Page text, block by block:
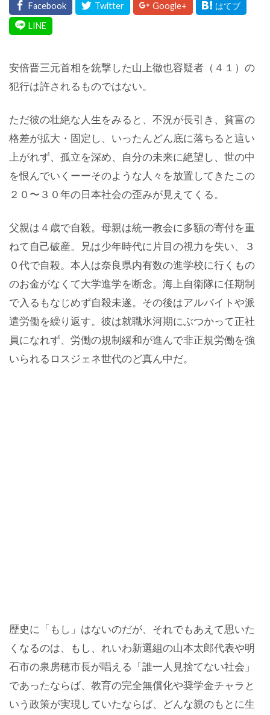
安倍晋三元首相を銃撃した山上徹也容疑者（４１）の
犯行は許されるものではない。
ただ彼の壮絶な人生をみると、不況が長引き、貧富の
格差が拡大・固定し、いったんどん底に落ちると這い
上がれず、孤立を深め、自分の未来に絶望し、世の中
を恨んでいくーーそのような人々を放置してきたこの
２０〜３０年の日本社会の歪みが見えてくる。
父親は４歳で自殺。母親は統一教会に多額の寄付を重
ねて自己破産。兄は少年時代に片目の視力を失い、３
０代で自殺。本人は奈良県内有数の進学校に行くもの
のお金がなくて大学進学を断念。海上自衛隊に任期制
で入るもなじめず自殺未遂。その後はアルバイトや派
遣労働を繰り返す。彼は就職氷河期にぶつかって正社
員になれず、労働の規制緩和が進んで非正規労働を強
いられるロスジェネ世代のど真ん中だ。
歴史に「もし」はないのだが、それでもあえて思いた
くなるのは、もし、れいわ新選組の山本太郎代表や明
石市の泉房穂市長が唱える「誰一人見捨てない社会」
であったならば、教育の完全無償化や奨学金チャラと
いう政策が実現していたならば、どんな親のもとに生